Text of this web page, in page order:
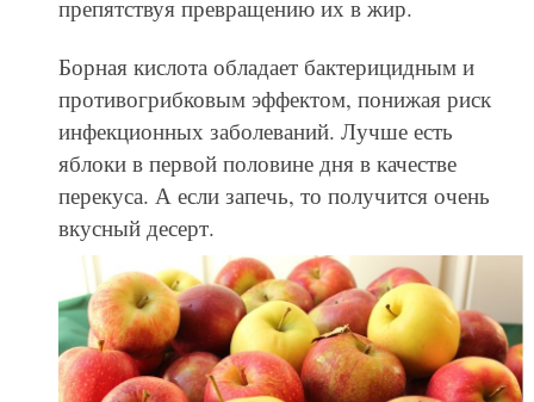
препятствуя превращению их в жир.
Борная кислота обладает бактерицидным и
противогрибковым эффектом, понижая риск
инфекционных заболеваний. Лучше есть
яблоки в первой половине дня в качестве
перекуса. А если запечь, то получится очень
вкусный десерт.